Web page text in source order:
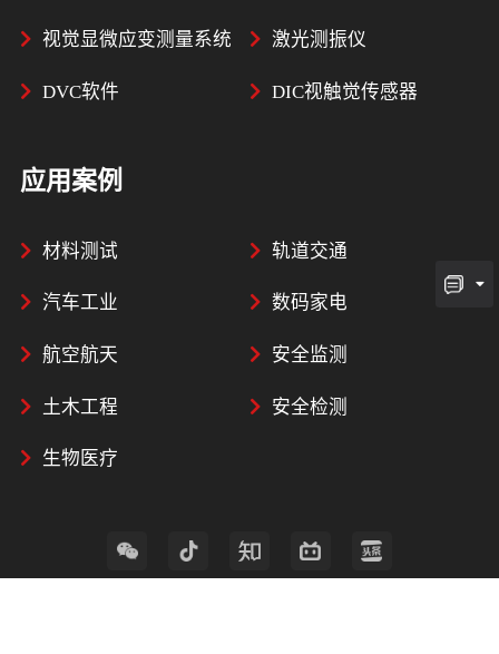
视觉显微应变测量系统 激光测振仪
DVC软件 DIC视触觉传感器
应用案例
材料测试
汽车工业
航空航天
土木工程
生物医疗
轨道交通
数码家电
安全监测
安全检测